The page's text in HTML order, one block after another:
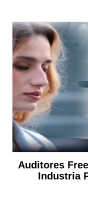
Auditores
Industria